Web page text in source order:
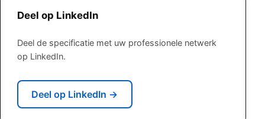
Deel op LinkedIn
Deel de specificatie met uw professionele netwerk
op LinkedIn.
Deel op LinkedIn →